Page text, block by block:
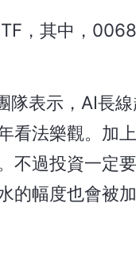
，其中，
隊表示，AI長
看法樂觀。加
不過投資一定
的幅度也會被